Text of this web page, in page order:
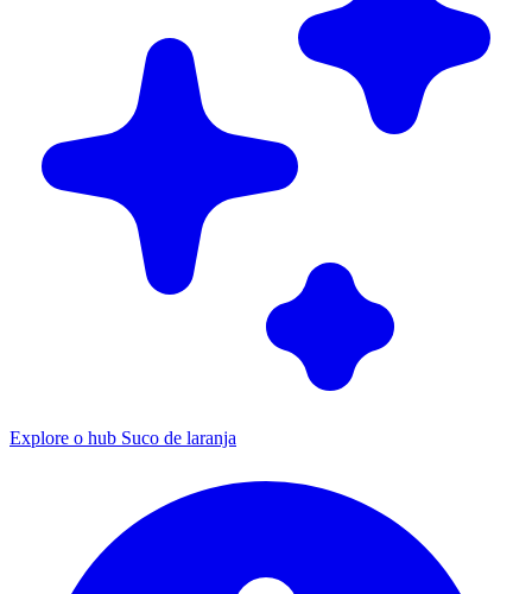
Explore o hub Suco de laranja